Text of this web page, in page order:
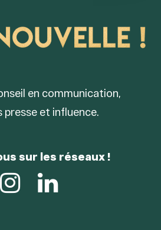
en communication,
presse et influence.
sur les réseaux !